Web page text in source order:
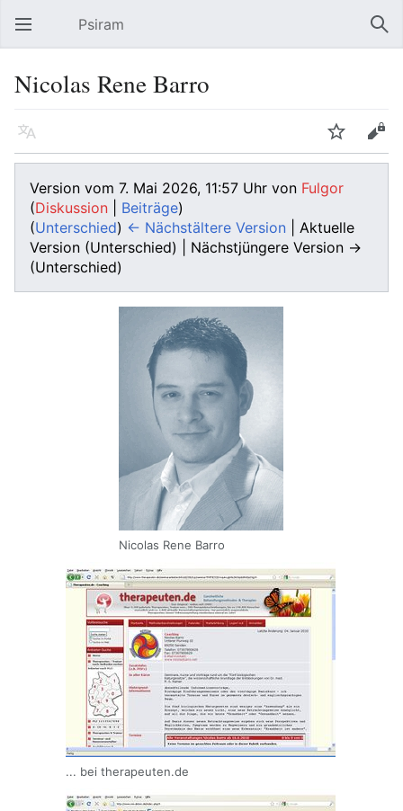
Hauptmenü öffnen Psiram
Nicolas Rene Barro
Sprache Beobachten Bearbeiten
Version vom 7. Mai 2026, 11:57 Uhr von Fulgor
(Diskussion Beiträge)
(Unterschied) ← Nächstältere Version | Aktuelle
Version (Unterschied) | Nächstjüngere Version →
(Unterschied)
Nicolas Rene Barro
... bei therapeuten.de